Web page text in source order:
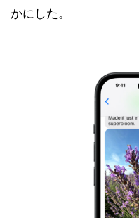
かにした。